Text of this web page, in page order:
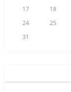
17
18
24
25
31